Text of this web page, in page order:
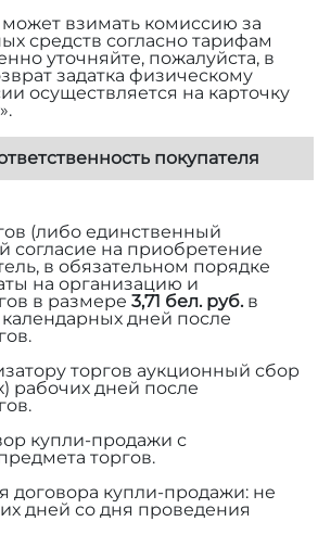
взимать комиссию за
средств согласно тарифам
уточняйте, пожалуйста, в
задатка физическому
осуществляется на карточку
покупателя
(либо единственный
согласие на приобретение
в обязательном порядке
на организацию и
в размере 3,71 бел. руб.в
дней после
торгов аукционный сбор
рабочих дней после
купли-продажи с
торгов.
договора купли-продажи: не
дней со дня проведения